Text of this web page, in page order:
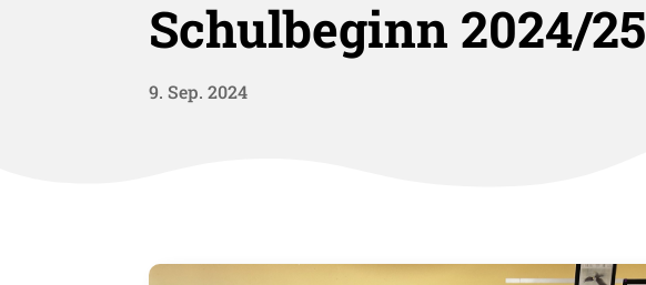
Schulbeginn 2024/25
9. Sep. 2024